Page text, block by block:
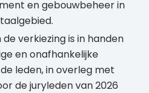
en gebouwbeheer in
verkiezing is in handen
en onafhankelijke
leden, in overleg met
de juryleden van 2026